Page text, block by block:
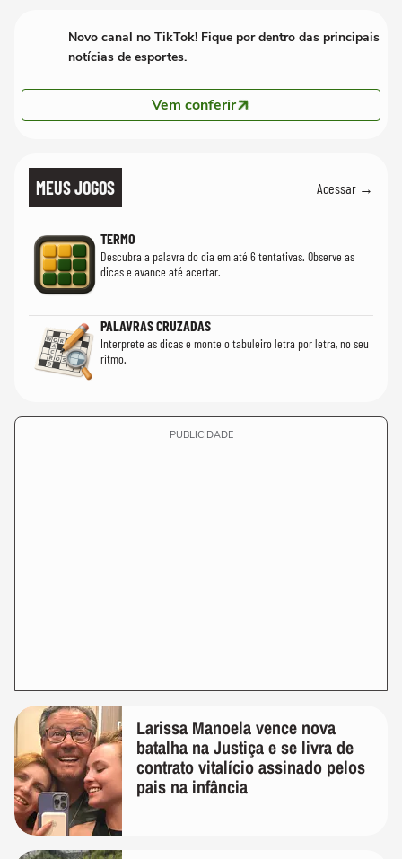
Novo canal no TikTok! Fique por dentro das principais
notícias de esportes.
Vem conferir
MEUS JOGOS Acessar →
TERMO
Descubra a palavra do dia em até 6 tentativas. Observe as
dicas e avance até acertar.
PALAVRAS CRUZADAS
Interprete as dicas e monte o tabuleiro letra por letra, no seu
ritmo.
PUBLICIDADE
Larissa Manoela vence nova
batalha na Justiça e se livra de
contrato vitalício assinado pelos
pais na infância